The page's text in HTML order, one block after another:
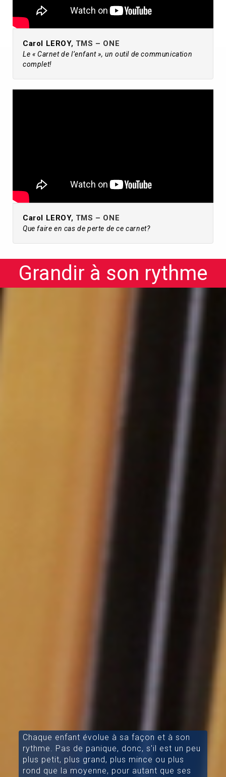
Carol LEROY, TMS – ONE
Le « Carnet de l’enfant », un outil de communication
complet!
Carol LEROY, TMS – ONE
Que faire en cas de perte de ce carnet?
Grandir à son rythme
Chaque enfant évolue à sa façon et à son
rythme. Pas de panique, donc, s'il est un peu
plus petit, plus grand, plus mince ou plus
rond que la moyenne, pour autant que ses